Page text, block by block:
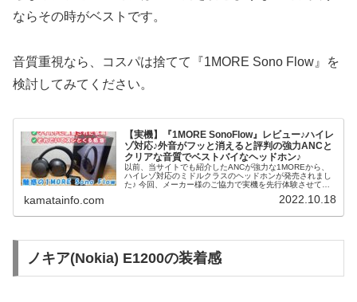
ならその時がベストです。
音質重視なら、コスパは捨てて『1MORE Sono Flow』を
検討してみてください。
【実機】『1MORE SonoFlow』レビュー♪ハイレ
ゾ対応♪外音がフッと消えると評判の強力ANCと
クリアな音質でベストバイなヘッドホン♪
以前、当サイトでも紹介したANCが強力な1MOREから、
ハイレゾ対応のミドルクラスのヘッドホンが発売されまし
た♪ 今回、メーカー様のご協力で実機を先行体験させて頂
も耳が痛くない（ただし、音漏れはしやすい） ・落ち着い
kamatainfo.com 2022.10.18
ノキア(Nokia) E1200の装着感